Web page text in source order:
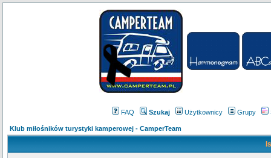
FAQ Szukaj Użytkownicy Grupy
Klub miłośników turystyki kamperowej - CamperTeam